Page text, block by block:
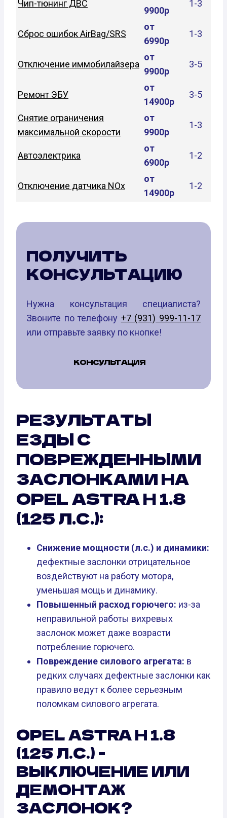
Чип-тюнинг ДВС
9900р
1-3
Сброс ошибок AirBag/SRS
от
6990р
1-3
Отключение иммобилайзера
от
9900р
3-5
Ремонт ЭБУ
от
14900р
3-5
Снятие ограничения
максимальной скорости
от
9900р
1-3
Автоэлектрика
от
6900р
1-2
Отключение датчика NOx
от
14900р
1-2
ПОЛУЧИТЬ
КОНСУЛЬТАЦИЮ
Нужна консультация специалиста?
Звоните по телефону +7 (931) 999-11-17
или отправьте заявку по кнопке!
КОНСУЛЬТАЦИЯ
РЕЗУЛЬТАТЫ
ЕЗДЫ С
ПОВРЕЖДЕННЫМИ
ЗАСЛОНКАМИ НА
OPEL ASTRA H 1.8
(125 Л.С.):
Снижение мощности (л.с.) и динамики:
дефектные заслонки отрицательное
воздействуют на работу мотора,
уменьшая мощь и динамику.
Повышенный расход горючего: из-за
неправильной работы вихревых
заслонок может даже возрасти
потребление горючего.
Повреждение силового агрегата: в
редких случаях дефектные заслонки как
правило ведут к более серьезным
поломкам силового агрегата.
OPEL ASTRA H 1.8
(125 Л.С.) -
ВЫКЛЮЧЕНИЕ ИЛИ
ДЕМОНТАЖ
ЗАСЛОНОК?